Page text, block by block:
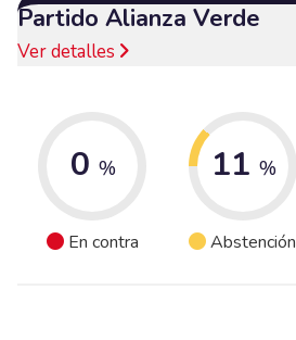
Partido Alianza Verde
Ver detalles
0 %
En contra
11 %
Abstención